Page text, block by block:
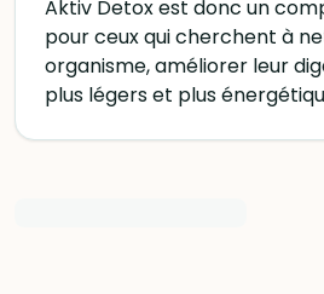
Aktiv Detox est donc un
pour ceux qui cherchent à
organisme, améliorer leur
plus légers et plus